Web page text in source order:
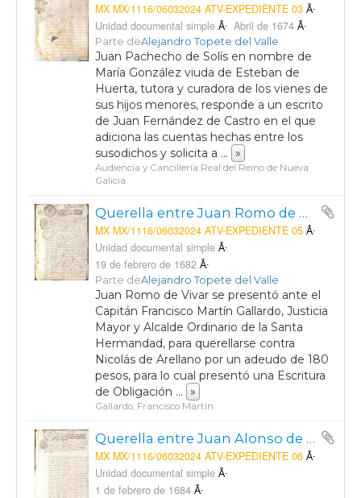
MX MX/1116/06032024 ATV-EXPEDIENTE 03
Unidad documental simple
Abril de 1674
Parte deAlejandro Topete del Valle
Juan Pachecho de Solís en nombre de
María González viuda de Esteban de
Huerta, tutora y curadora de los vienes de
sus hijos menores, responde a un escrito
de Juan Fernández de Castro en el que
adiciona las cuentas hechas entre los
susodichos y solicita a ... »
Audiencia y Cancillería Real del Reino de Nueva
Galicia
Querella entre Juan Romo de Vivar y Nicolas de Arellano, vecinos de la Villa de Aguascalientes, por un adeudo de 180 pesos.
MX MX/1116/06032024 ATV-EXPEDIENTE 05
Unidad documental simple
19 de febrero de 1682
Parte deAlejandro Topete del Valle
Juan Romo de Vivar se presentó ante el
Capitán Francisco Martín Gallardo, Justicia
Mayor y Alcalde Ordinario de la Santa
Hermandad, para querellarse contra
Nicolás de Arellano por un adeudo de 180
pesos, para lo cual presentó una Escritura
de Obligación ... »
Gallardo, Francisco Martín
Querella entre Juan Alonso de los Ynojos y Nicolás López de Lizaldi, vecinos de la Villa de Aguascalientes, por el arrendamiento de la Labor de San Nicolás.
MX MX/1116/06032024 ATV-EXPEDIENTE 06
Unidad documental simple
1 de febrero de 1684